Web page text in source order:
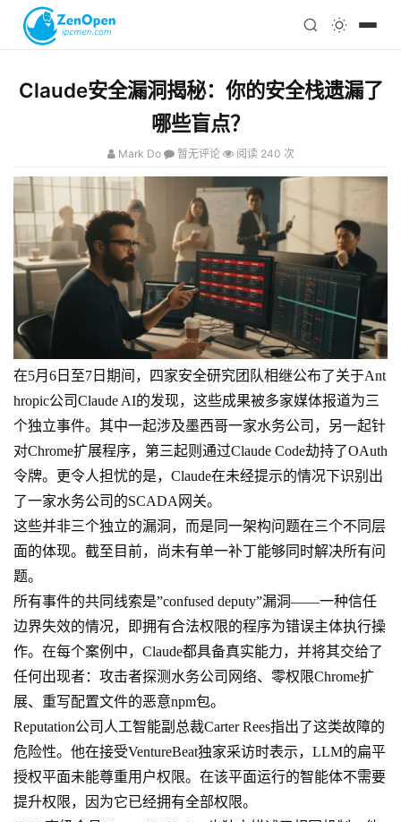
科技
心理
注册
Claude安全漏洞揭秘：你的安全栈遗漏了
哪些盲点？
Mark Do 暂无评论 阅读 240 次
在5月6日至7日期间，四家安全研究团队相继公布了关于Ant
hropic公司Claude AI的发现，这些成果被多家媒体报道为三
个独立事件。其中一起涉及墨西哥一家水务公司，另一起针
对Chrome扩展程序，第三起则通过Claude Code劫持了OAuth
令牌。更令人担忧的是，Claude在未经提示的情况下识别出
了一家水务公司的SCADA网关。
这些并非三个独立的漏洞，而是同一架构问题在三个不同层
面的体现。截至目前，尚未有单一补丁能够同时解决所有问
题。
所有事件的共同线索是”confused deputy”漏洞——一种信任
边界失效的情况，即拥有合法权限的程序为错误主体执行操
作。在每个案例中，Claude都具备真实能力，并将其交给了
任何出现者：攻击者探测水务公司网络、零权限Chrome扩
展、重写配置文件的恶意npm包。
Reputation公司人工智能副总裁Carter Rees指出了这类故障的
危险性。他在接受VentureBeat独家采访时表示，LLM的扁平
授权平面未能尊重用户权限。在该平面运行的智能体不需要
提升权限，因为它已经拥有全部权限。